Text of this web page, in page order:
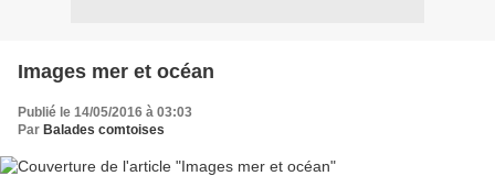
Images mer et océan
Publié le 14/05/2016 à 03:03
Par Balades comtoises